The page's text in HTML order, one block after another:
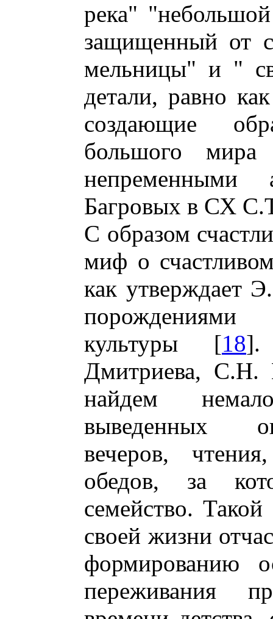
река"
защищенный от
мельницы" и "
детали, равно
создающие
большого мира
непременными
Багровых в СХ
С образом
миф о
как утверждает
культуры [18].
Дмитриева,
найдем
выведенных
вечеров,
обедов, за
семейство.
своей жизни
формированию
переживания